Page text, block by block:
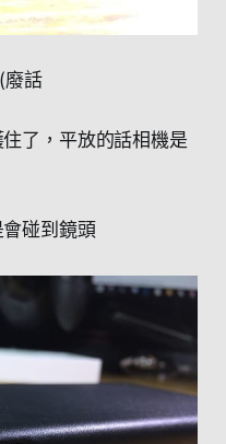
廢話
了，平放的話相機是
碰到鏡頭